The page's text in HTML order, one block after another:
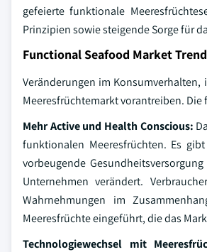
gefeierte funktionale
Prinzipien sowie steigende Sorge für
Functional Seafood Market
Veränderungen im
Meeresfrüchtemarkt vorantreiben.
Mehr Active und Health Conscious:
funktionalen Meeresfrüchten. Es
vorbeugende
Unternehmen verändert.
Wahrnehmungen im
Meeresfrüchte eingeführt, die das
Technologiewechsel mit